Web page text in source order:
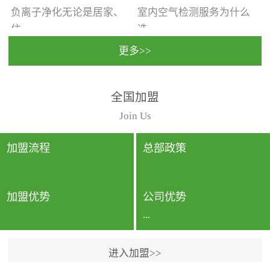
负离子净化无论是居家、
住...
动，人类长时间停留的室
内空间都有整体消毒的需
要。因为空间内人流携带
的、空气...
室内空气检测服务为什么
选...
行国家规定的标准检测方
法，空气采样量准确，检
测结果可靠，远胜于其他
检测...
更多>>
全国加盟
Join Us
加盟流程 总部政策
加盟优势 公司优势
...
进入加盟>>